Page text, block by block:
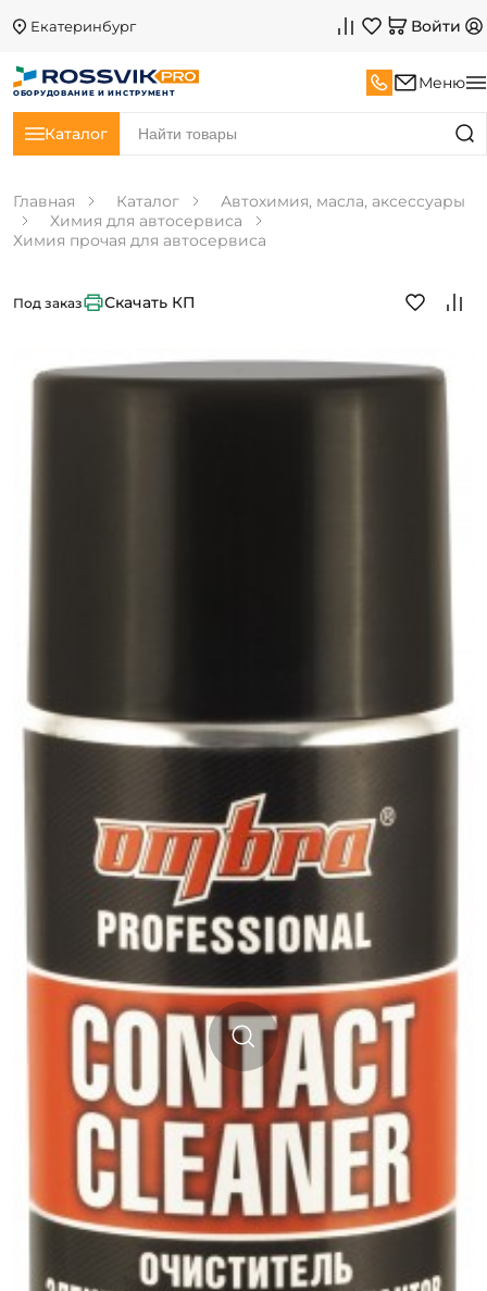
Екатеринбург Войти
ОБОРУДОВАНИЕ И ИНСТРУМЕНТ
Меню
Каталог
Главная Каталог
Автохимия, масла, аксессуары
Химия для автосервиса
Химия прочая для автосервиса
Под заказ Скачать КП